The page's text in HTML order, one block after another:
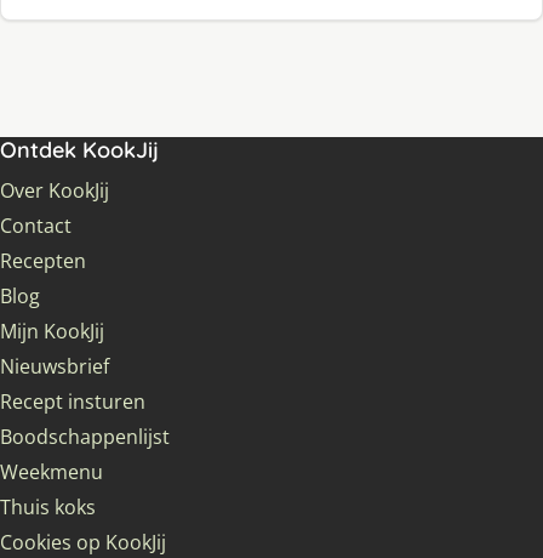
Ontdek KookJij
Over KookJij
Contact
Recepten
Blog
Mijn KookJij
Nieuwsbrief
Recept insturen
Boodschappenlijst
Weekmenu
Thuis koks
Cookies op KookJij